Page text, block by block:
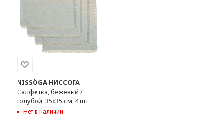
NISSÖGA НИССОГА
Салфетка, бежевый /
голубой, 35x35 см, 4 шт
Нет в наличии